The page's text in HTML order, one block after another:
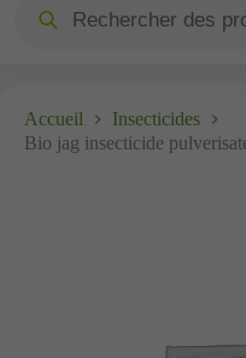
Accueil
Insecticides
Bio jag insecticide